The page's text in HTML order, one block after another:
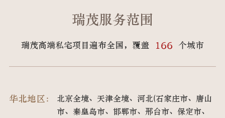
瑞茂服务范围
瑞茂高端私宅项目遍布全国，覆盖 166 个城市
华北地区：
北京全境、天津全境、河北(石家庄市、唐山
市、秦皇岛市、邯郸市、邢台市、保定市、